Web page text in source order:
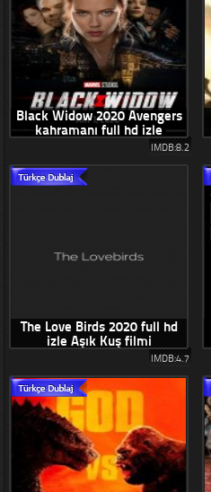
Black Widow 2020 Avengers
kahramanı full hd izle
IMDB:8.2
The Love Birds 2020 full hd
izle Aşık Kuş filmi
IMDB:4.7